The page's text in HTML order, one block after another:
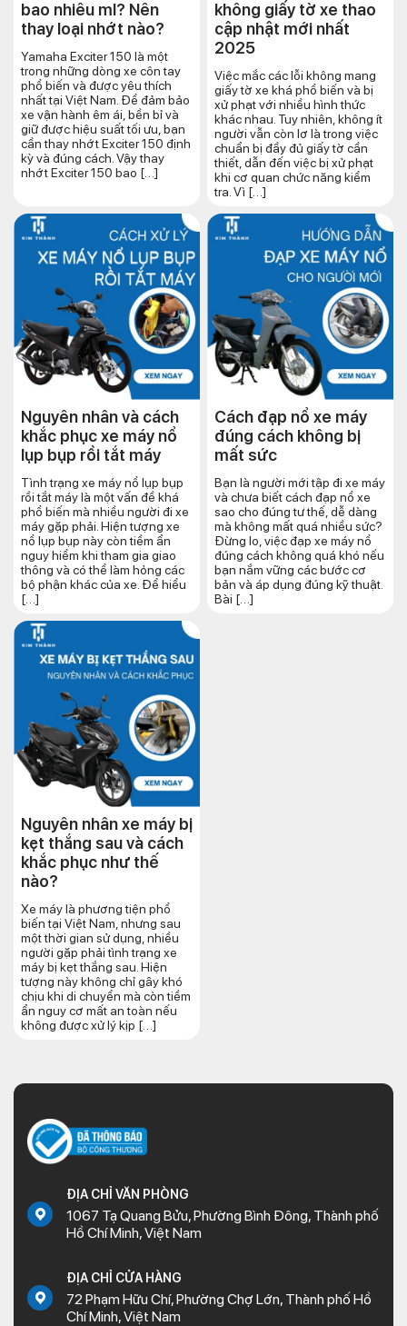
bao nhiêu ml? Nên
thay loại nhớt nào?
Yamaha Exciter 150 là một
trong những dòng xe côn tay
phổ biến và được yêu thích
nhất tại Việt Nam. Để đảm bảo
xe vận hành êm ái, bền bỉ và
giữ được hiệu suất tối ưu, bạn
cần thay nhớt Exciter 150 định
kỳ và đúng cách. Vậy thay
nhớt Exciter 150 bao […]
không giấy tờ xe thao
cập nhật mới nhất
2025
Việc mắc các lỗi không mang
giấy tờ xe khá phổ biến và bị
xử phạt với nhiều hình thức
khác nhau. Tuy nhiên, không ít
người vẫn còn lơ là trong việc
chuẩn bị đầy đủ giấy tờ cần
thiết, dẫn đến việc bị xử phạt
khi cơ quan chức năng kiểm
tra. Vì […]
Nguyên nhân và cách
khắc phục xe máy nổ
lụp bụp rồi tắt máy
Tình trạng xe máy nổ lụp bụp
rồi tắt máy là một vấn đề khá
phổ biến mà nhiều người đi xe
máy gặp phải. Hiện tượng xe
nổ lụp bụp này còn tiềm ẩn
nguy hiểm khi tham gia giao
thông và có thể làm hỏng các
bộ phận khác của xe. Để hiểu
[…]
Cách đạp nổ xe máy
đúng cách​ không bị
mất sức
Bạn là người mới tập đi xe máy
và chưa biết cách đạp nổ xe
sao cho đúng tư thế, dễ dàng
mà không mất quá nhiều sức?
Đừng lo, việc đạp xe máy nổ
đúng cách không quá khó nếu
bạn nắm vững các bước cơ
bản và áp dụng đúng kỹ thuật.
Bài […]
Nguyên nhân xe máy bị
kẹt thắng sau và cách
khắc phục như thế
nào?
Xe máy là phương tiện phổ
biến tại Việt Nam, nhưng sau
một thời gian sử dụng, nhiều
người gặp phải tình trạng xe
máy bị kẹt thắng sau. Hiện
tượng này không chỉ gây khó
chịu khi di chuyển mà còn tiềm
ẩn nguy cơ mất an toàn nếu
không được xử lý kịp […]
ĐỊA CHỈ VĂN PHÒNG
1067 Tạ Quang Bửu, Phường Bình Đông, Thành phố
Hồ Chí Minh, Việt Nam
ĐỊA CHỈ CỬA HÀNG
72 Phạm Hữu Chí, Phường Chợ Lớn, Thành phố Hồ
Chí Minh, Việt Nam